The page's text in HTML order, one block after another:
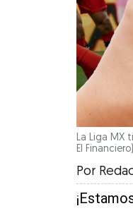
La Liga MX
El
Por